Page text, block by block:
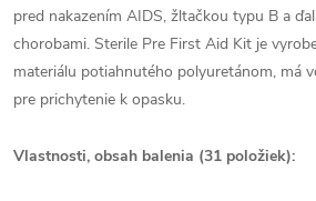
pred nakazením AIDS, žltačkou typu B a
chorobami. Sterile Pre First Aid Kit je
materiálu potiahnutého polyuretánom, má
pre prichytenie k opasku.
Vlastnosti, obsah balenia (31 položiek):